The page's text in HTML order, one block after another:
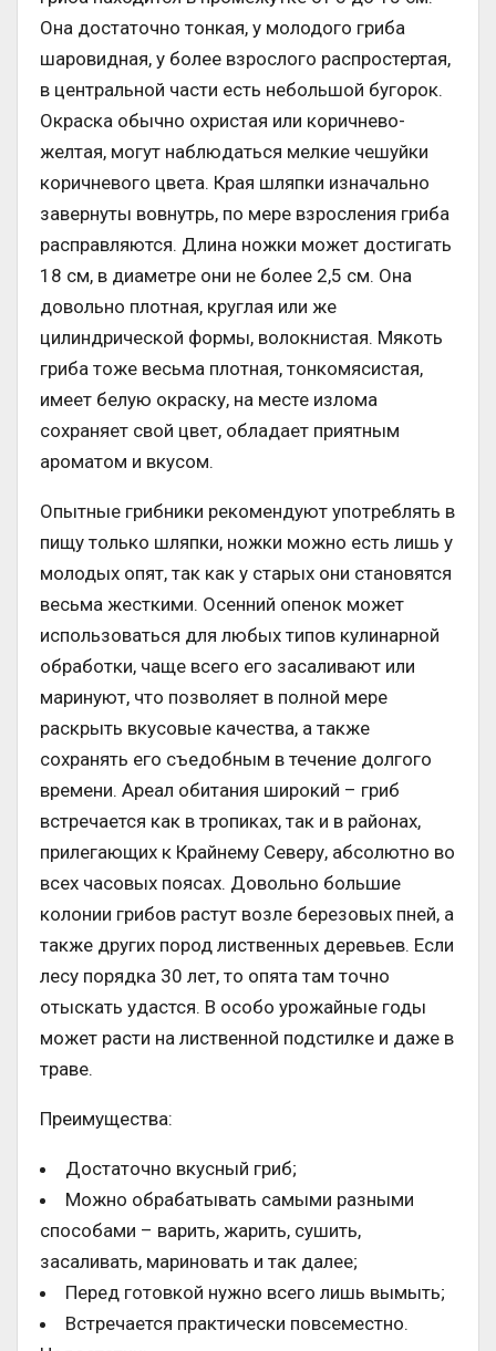
Она достаточно тонкая, у молодого гриба
шаровидная, у более взрослого распростертая,
в центральной части есть небольшой бугорок.
Окраска обычно охристая или коричнево-
желтая, могут наблюдаться мелкие чешуйки
коричневого цвета. Края шляпки изначально
завернуты вовнутрь, по мере взросления гриба
расправляются. Длина ножки может достигать
18 см, в диаметре они не более 2,5 см. Она
довольно плотная, круглая или же
цилиндрической формы, волокнистая. Мякоть
гриба тоже весьма плотная, тонкомясистая,
имеет белую окраску, на месте излома
сохраняет свой цвет, обладает приятным
ароматом и вкусом.
Опытные грибники рекомендуют употреблять в
пищу только шляпки, ножки можно есть лишь у
молодых опят, так как у старых они становятся
весьма жесткими. Осенний опенок может
использоваться для любых типов кулинарной
обработки, чаще всего его засаливают или
маринуют, что позволяет в полной мере
раскрыть вкусовые качества, а также
сохранять его съедобным в течение долгого
времени. Ареал обитания широкий – гриб
встречается как в тропиках, так и в районах,
прилегающих к Крайнему Северу, абсолютно во
всех часовых поясах. Довольно большие
колонии грибов растут возле березовых пней, а
также других пород лиственных деревьев. Если
лесу порядка 30 лет, то опята там точно
отыскать удастся. В особо урожайные годы
может расти на лиственной подстилке и даже в
траве.
Преимущества:
Достаточно вкусный гриб;
Можно обрабатывать самыми разными
способами – варить, жарить, сушить,
засаливать, мариновать и так далее;
Перед готовкой нужно всего лишь вымыть;
Встречается практически повсеместно.